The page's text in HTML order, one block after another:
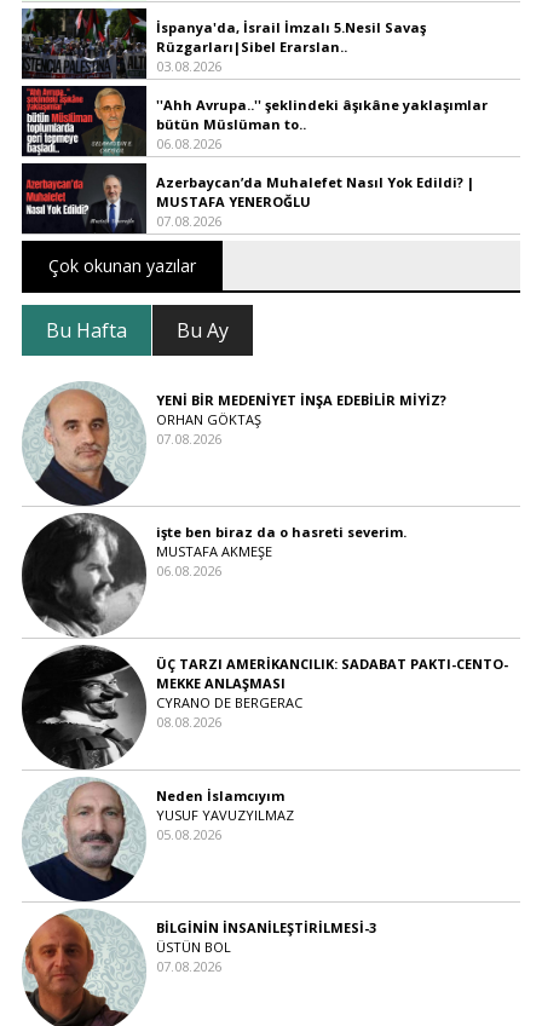
İspanya'da, İsrail İmzalı 5.Nesil Savaş
Rüzgarları|Sibel Erarslan..
03.08.2026
''Ahh Avrupa..'' şeklindeki âşıkâne yaklaşımlar
bütün Müslüman to..
06.08.2026
Azerbaycan’da Muhalefet Nasıl Yok Edildi? |
MUSTAFA YENEROĞLU
07.08.2026
Çok okunan yazılar
Bu Hafta Bu Ay
YENİ BİR MEDENİYET İNŞA EDEBİLİR MİYİZ?
ORHAN GÖKTAŞ
07.08.2026
işte ben biraz da o hasreti severim.
MUSTAFA AKMEŞE
06.08.2026
ÜÇ TARZI AMERİKANCILIK: SADABAT PAKTI-CENTO-
MEKKE ANLAŞMASI
CYRANO DE BERGERAC
08.08.2026
Neden İslamcıyım
YUSUF YAVUZYILMAZ
05.08.2026
BİLGİNİN İNSANİLEŞTİRİLMESİ-3
ÜSTÜN BOL
07.08.2026